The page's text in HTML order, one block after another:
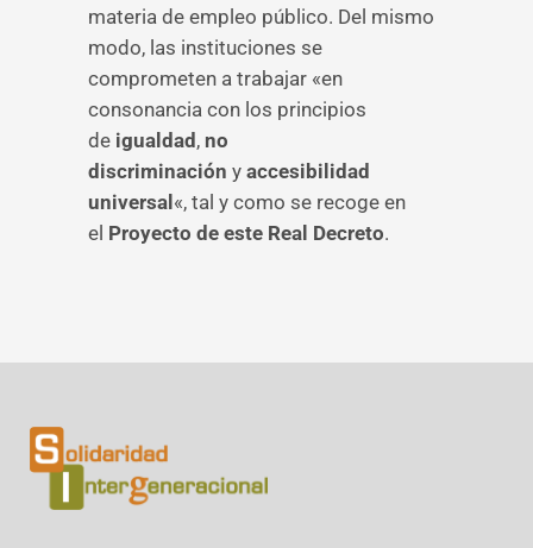
materia de empleo público. Del mismo
modo, las instituciones se
comprometen a trabajar «en
consonancia con los principios
de igualdad , no
discriminación y accesibilidad
universal «, tal y como se recoge en
el Proyecto de este Real Decreto.